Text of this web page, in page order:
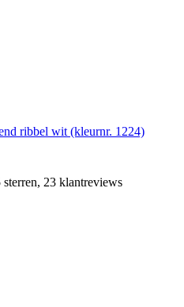
ribbel wit (kleurnr. 1224)
23 klantreviews